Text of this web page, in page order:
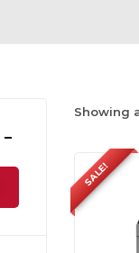
Showing
SALE!